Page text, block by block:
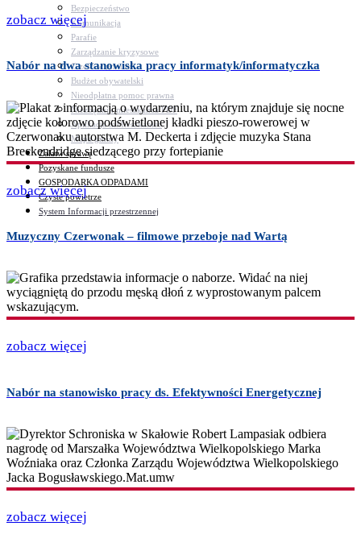
Bezpieczeństwo
Komunikacja
Parafie
Zarządzanie kryzysowe
C.ześć w gminie!
Budżet obywatelski
Nieodpłatna pomoc prawna
Niezbędnik mieszkańca PDF
Aplikacja mMieszkaniec
Mapa gminy
Załatw sprawę
Pozyskane fundusze
GOSPODARKA ODPADAMI
Czyste powietrze
System Informacji przestrzennej
zobacz więcej
Nabór na dwa stanowiska pracy informatyk/informatyczka
zobacz więcej
Muzyczny Czerwonak – filmowe przeboje nad Wartą
zobacz więcej
Nabór na stanowisko pracy ds. Efektywności Energetycznej
zobacz więcej